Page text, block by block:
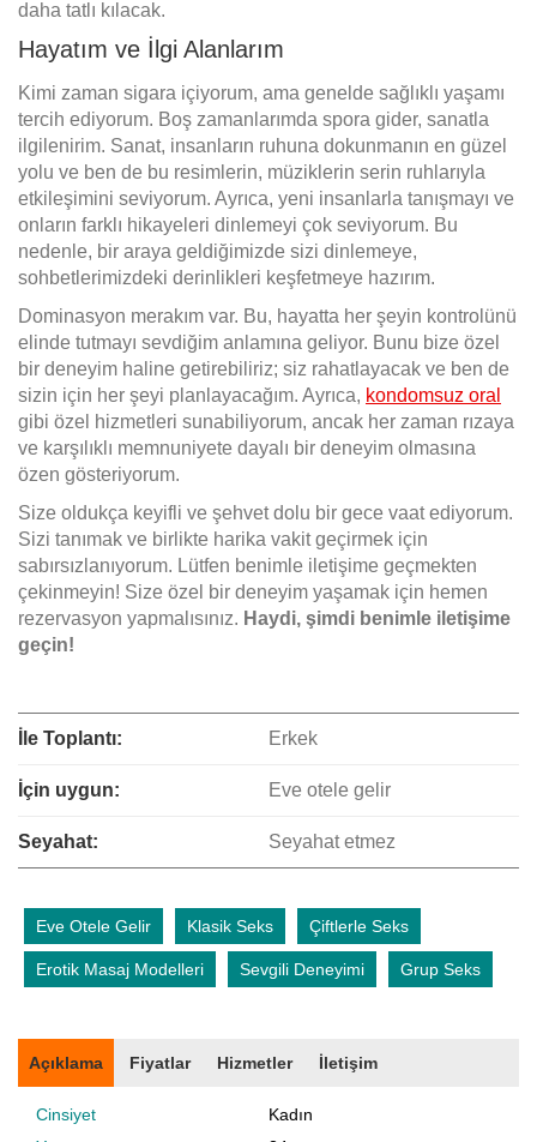
daha tatlı kılacak.
Hayatım ve İlgi Alanlarım
Kimi zaman sigara içiyorum, ama genelde sağlıklı yaşamı
tercih ediyorum. Boş zamanlarımda spora gider, sanatla
ilgilenirim. Sanat, insanların ruhuna dokunmanın en güzel
yolu ve ben de bu resimlerin, müziklerin serin ruhlarıyla
etkileşimini seviyorum. Ayrıca, yeni insanlarla tanışmayı ve
onların farklı hikayeleri dinlemeyi çok seviyorum. Bu
nedenle, bir araya geldiğimizde sizi dinlemeye,
sohbetlerimizdeki derinlikleri keşfetmeye hazırım.
Dominasyon merakım var. Bu, hayatta her şeyin kontrolünü
elinde tutmayı sevdiğim anlamına geliyor. Bunu bize özel
bir deneyim haline getirebiliriz; siz rahatlayacak ve ben de
sizin için her şeyi planlayacağım. Ayrıca, kondomsuz oral
gibi özel hizmetleri sunabiliyorum, ancak her zaman rızaya
ve karşılıklı memnuniyete dayalı bir deneyim olmasına
özen gösteriyorum.
Size oldukça keyifli ve şehvet dolu bir gece vaat ediyorum.
Sizi tanımak ve birlikte harika vakit geçirmek için
sabırsızlanıyorum. Lütfen benimle iletişime geçmekten
çekinmeyin! Size özel bir deneyim yaşamak için hemen
rezervasyon yapmalısınız. Haydi, şimdi benimle iletişime
geçin!
İle Toplantı: Erkek
İçin uygun: Eve otele gelir
Seyahat: Seyahat etmez
Eve Otele Gelir Klasik Seks Çiftlerle Seks
Erotik Masaj Modelleri Sevgili Deneyimi Grup Seks
Açıklama Fiyatlar Hizmetler İletişim
Cinsiyet
Kadın